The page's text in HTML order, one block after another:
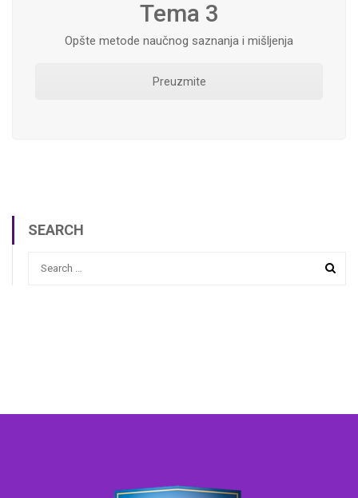
Tema 3
Opšte metode naučnog saznanja i mišljenja
Preuzmite
SEARCH